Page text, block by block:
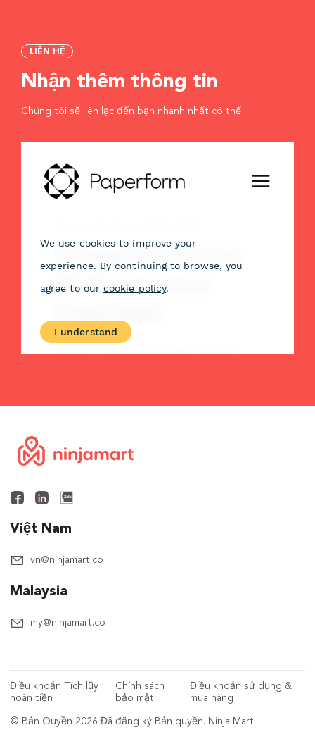
LIÊN HỆ
Nhận thêm thông tin
Chúng tôi sẽ liên lạc đến bạn nhanh nhất có thể
Việt Nam
vn@ninjamart.co
Malaysia
my@ninjamart.co
© Bản Quyền 2026 Đã đăng ký Bản quyền. Ninja Mart
Điều khoản Tích lũy
hoàn tiền
Chính sách
bảo mật
Điều khoản sử dụng &
mua hàng